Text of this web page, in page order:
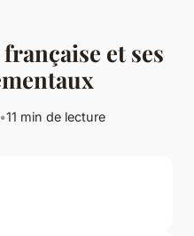
et ses
•11 min de lecture